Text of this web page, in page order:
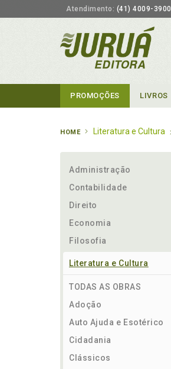
Atendimento: (41) 4009-3900
PROMOÇÕES LIVROS
HOME Literatura e Cultura
Administração
Contabilidade
Direito
Economia
Filosofia
Literatura e Cultura
TODAS AS OBRAS
Adoção
Auto Ajuda e Esotérico
Cidadania
Clássicos
TambémTambém